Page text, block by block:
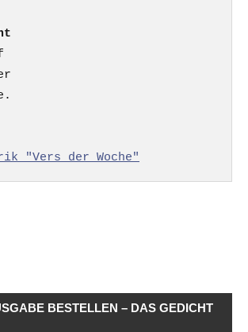
"Vers der Woche"
BESTELLEN – DAS GEDICHT